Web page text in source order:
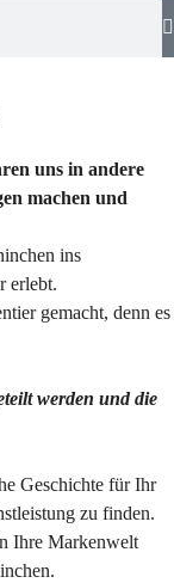
uns in andere
machen und
ins
erlebt.
gemacht, denn es
werden und die
Geschichte für Ihr
zu finden.
Ihre Markenwelt